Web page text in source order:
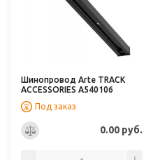
Шинопровод Arte TRACK
ACCESSORIES A540106
Под заказ
0.00 руб.